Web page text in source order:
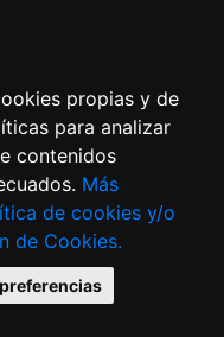
propias y de
para analizar
contenidos
Más
de cookies y/o
de Cookies.